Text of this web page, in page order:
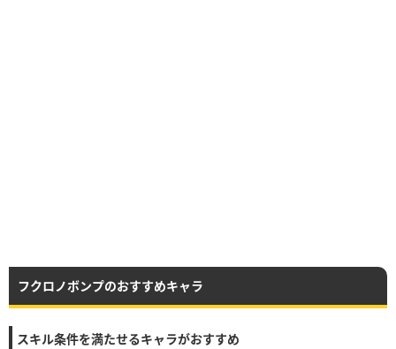
フクロノボンプのおすすめキャラ
スキル条件を満たせるキャラがおすすめ